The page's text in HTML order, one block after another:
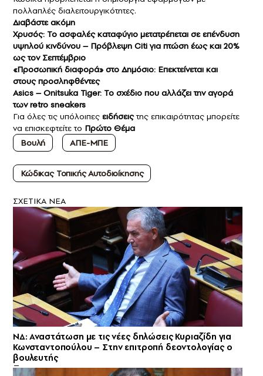
πολλαπλές διαλειτουργικότητες.
Διαβάστε ακόμη
Χρυσός: Το ασφαλές καταφύγιο μετατρέπεται σε επένδυση
υψηλού κινδύνου – Πρόβλεψη Citi για πτώση έως και 20%
ως τον Σεπτέμβριο
«Προσωπική διαφορά» στο Δημόσιο: Επεκτείνεται και
στους προσληφθέντες
Asics – Onitsuka Tiger: Το σχέδιο που αλλάζει την αγορά
των retro sneakers
Για όλες τις υπόλοιπες ειδήσειςτης επικαιρότητας μπορείτε
να επισκεφτείτε το Πρώτο Θέμα
Βουλή
ΑΠΕ-ΜΠΕ
Κώδικας Τοπικής Αυτοδιοίκησης
ΣXETIKA NEA
ΝΔ: Αναστάτωση με τις νέες δηλώσεις Κυριαζίδη για
Κωνσταντοπούλου – Στην επιτροπή δεοντολογίας ο
βουλευτής